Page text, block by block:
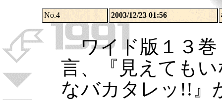
No.4 2003/12/23 01:56
ワイド版１３巻
言、『見えても
なバカタレッ!!』